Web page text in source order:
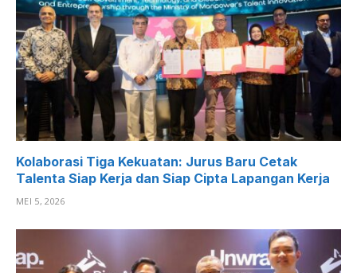
Kolaborasi Tiga Kekuatan: Jurus Baru Cetak
Talenta Siap Kerja dan Siap Cipta Lapangan Kerja
MEI 5, 2026